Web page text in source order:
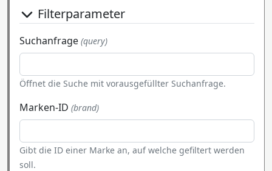
Filterparameter
Suchanfrage (query)
Öffnet die Suche mit vorausgefüllter Suchanfrage.
Marken-ID (brand)
Gibt die ID einer Marke an, auf welche gefiltert werden
soll.